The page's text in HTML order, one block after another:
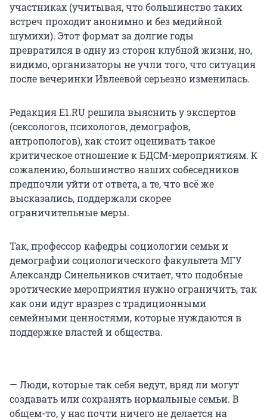
участниках (учитывая, что большинство таких
встреч проходит анонимно и без медийной
шумихи). Этот формат за долгие годы
превратился в одну из сторон клубной жизни, но,
видимо, организаторы не учли того, что ситуация
после вечеринки Ивлеевой серьезно изменилась.
Редакция E1.RU решила выяснить у экспертов
(сексологов, психологов, демографов,
антропологов), как стоит оценивать такое
критическое отношение к БДСМ-мероприятиям. К
сожалению, большинство наших собеседников
предпочли уйти от ответа, а те, что всё же
высказались, поддержали скорее
ограничительные меры.
Так, профессор кафедры социологии семьи и
демографии социологического факультета МГУ
Александр Синельников считает, что подобные
эротические мероприятия нужно ограничить, так
как они идут вразрез с традиционными
семейными ценностями, которые нуждаются в
поддержке властей и общества.
— Люди, которые так себя ведут, вряд ли могут
создавать или сохранять нормальные семьи. В
общем-то, у нас почти ничего не делается на